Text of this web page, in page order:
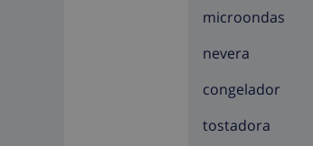
microondas
nevera
congelador
tostadora